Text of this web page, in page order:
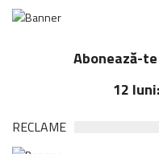
Abonează-
12 luni:
RECLAME